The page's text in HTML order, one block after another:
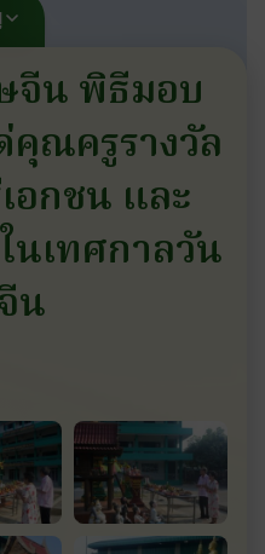
จีน พิธีมอบ
คุณครูรางวัล
อกชน และ
นเทศกาลวัน
น